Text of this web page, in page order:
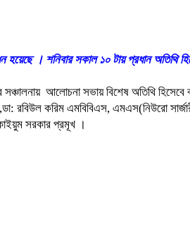
হয়েছে । শনিবার সকাল ১০ টায় প্রধান
আলোচনা সভায় বিশেষ অতিথি হিসেবে
করিম এমবিবিএস, এমএস(নিউরো
সরকার প্রমূখ ।